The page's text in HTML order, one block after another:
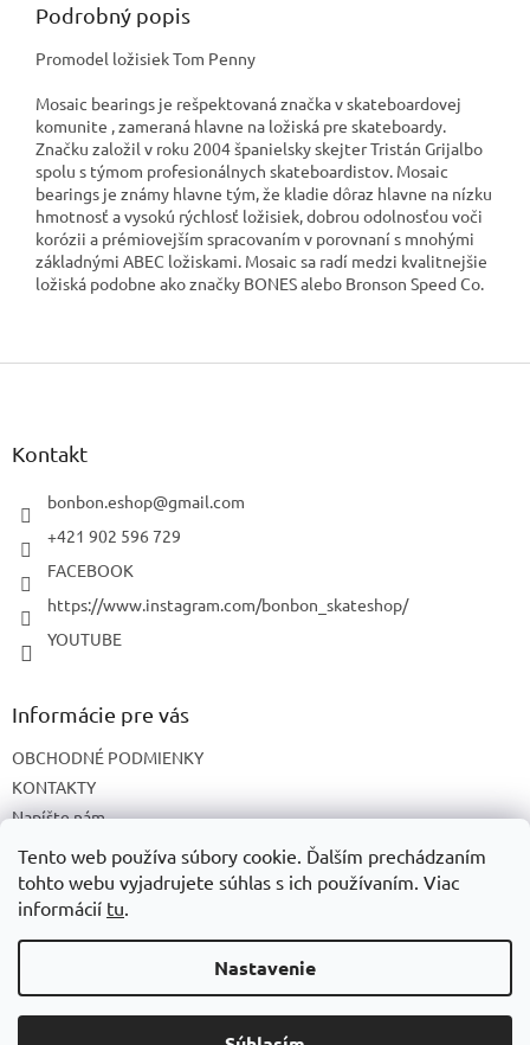
Tento web používa súbory cookie. Ďalším prechádzaním
tohto webu vyjadrujete súhlas s ich používaním. Viac
informácií tu.
Nastavenie
Podrobný popis
Promodel ložisiek Tom Penny
Mosaic bearings je rešpektovaná značka v skateboardovej
komunite , zameraná hlavne na ložiská pre skateboardy.
Značku založil v roku 2004 španielsky skejter Tristán Grijalbo
spolu s týmom profesionálnych skateboardistov. Mosaic
bearings je známy hlavne tým, že kladie dôraz hlavne na nízku
hmotnosť a vysokú rýchlosť ložisiek, dobrou odolnosťou voči
korózii a prémiovejším spracovaním v porovnaní s mnohými
základnými ABEC ložiskami. Mosaic sa radí medzi kvalitnejšie
ložiská podobne ako značky BONES alebo Bronson Speed Co.
Z
Kontakt
bonbon.eshop@gmail.com
+421 902 596 729
FACEBOOK
https://www.instagram.com/bonbon_skateshop/
YOUTUBE
Informácie pre vás
OBCHODNÉ PODMIENKY
KONTAKTY
Napíšte nám
Vytvoril Shoptet
Copyright 2026BonBon skateshop. Všetky práva vyhradené.